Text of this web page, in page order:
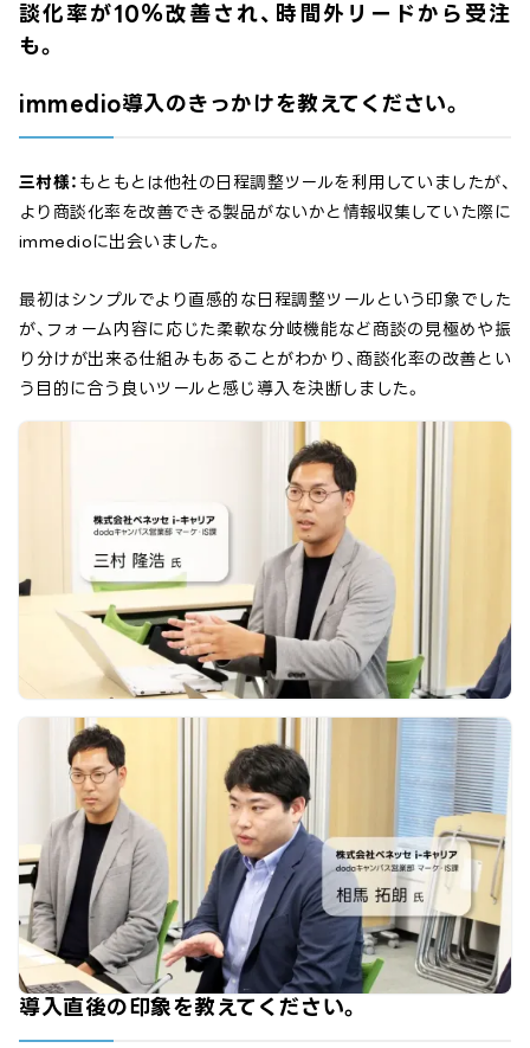
談化率が10％改善され、時間外リードから受注
も。
immedio導入のきっかけを教えてください。
三村様： もともとは他社の日程調整ツールを利用していましたが、
より商談化率を改善できる製品がないかと情報収集していた際に
immedioに出会いました。
最初はシンプルでより直感的な日程調整ツールという印象でした
が、フォーム内容に応じた柔軟な分岐機能など商談の見極めや振
り分けが出来る仕組みもあることがわかり、商談化率の改善とい
う目的に合う良いツールと感じ導入を決断しました。
導入直後の印象を教えてください。